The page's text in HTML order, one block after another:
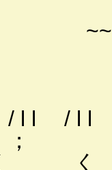
こ
l / l l
；
く ・